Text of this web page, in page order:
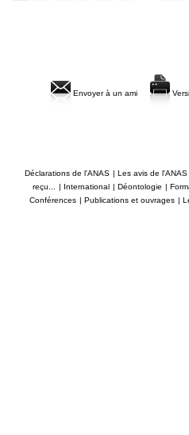
Envoyer à un ami
Déclarations de l'ANAS | Les avis de l'ANAS
reçu...
| International | Déontologie |
Conférences | Publications et ouvrages |